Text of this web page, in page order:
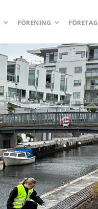
FÖRENING FÖRETAG